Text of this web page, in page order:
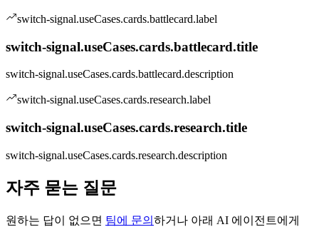
switch-signal.useCases.cards.battlecard.label
switch-signal.useCases.cards.battlecard.title
switch-signal.useCases.cards.battlecard.description
switch-signal.useCases.cards.research.label
switch-signal.useCases.cards.research.title
switch-signal.useCases.cards.research.description
자주 묻는 질문
원하는 답이 없으면 팀에 문의 하거나 아래 AI 에이전트에게